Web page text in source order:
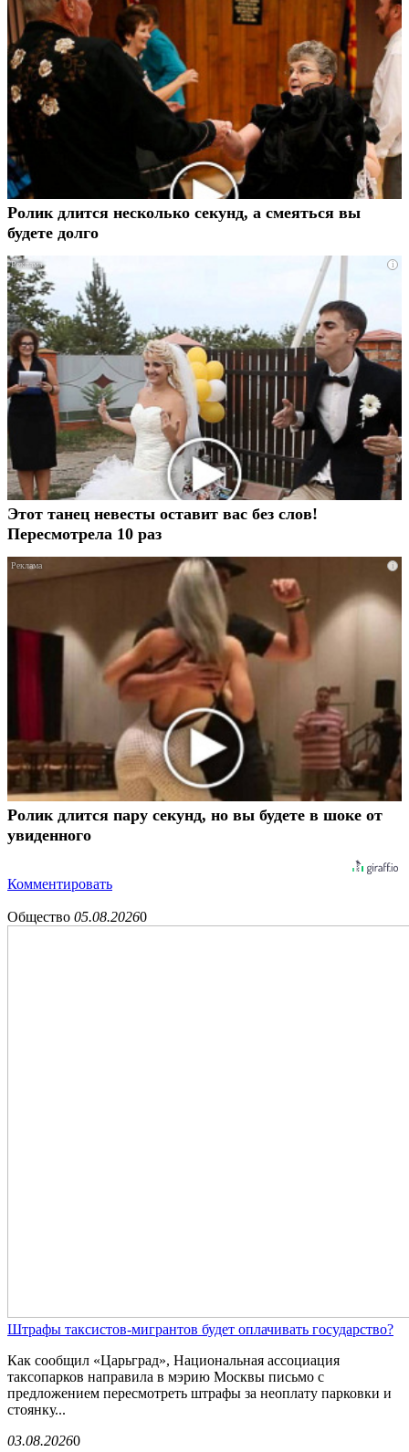
Ролик длится несколько секунд, а смеяться вы
будете долго
i
Этот танец невесты оставит вас без слов!
Пересмотрела 10 раз
i
Ролик длится пару секунд, но вы будете в шоке от
увиденного
Комментировать
Общество 05.08.20260
Штрафы таксистов-мигрантов будет оплачивать государство?
Как сообщил «Царьград», Национальная ассоциация
таксопарков направила в мэрию Москвы письмо с
предложением пересмотреть штрафы за неоплату парковки и
стоянку...
03.08.20260